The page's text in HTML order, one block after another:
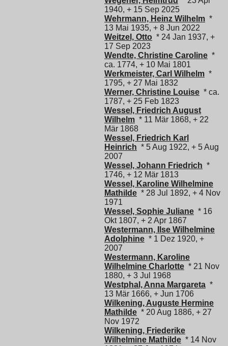
1940, + 15 Sep 2025
Wehrmann, Heinz Wilhelm *
13 Mai 1935, + 8 Jun 2022
Weitzel, Otto * 24 Jan 1937, +
17 Sep 2023
Wendte, Christine Caroline *
ca. 1774, + 10 Mai 1801
Werkmeister, Carl Wilhelm *
1795, + 27 Mai 1832
Werner, Christine Louise * ca.
1787, + 25 Feb 1823
Wessel, Friedrich August
Wilhelm * 11 Mär 1868, + 22
Mär 1868
Wessel, Friedrich Karl
Heinrich * 5 Aug 1922, + 5 Aug
2007
Wessel, Johann Friedrich *
1746, + 12 Mär 1813
Wessel, Karoline Wilhelmine
Mathilde * 28 Jul 1892, + 4 Nov
1971
Wessel, Sophie Juliane * 16
Okt 1807, + 2 Apr 1867
Westermann, Ilse Wilhelmine
Adolphine * 1 Dez 1920, +
2007
Westermann, Karoline
Wilhelmine Charlotte * 21 Nov
1880, + 3 Jul 1968
Westphal, Anna Margareta *
13 Mär 1666, + Jun 1706
Wilkening, Auguste Hermine
Mathilde * 20 Aug 1886, + 27
Nov 1972
Wilkening, Friederike
Wilhelmine Mathilde * 14 Nov